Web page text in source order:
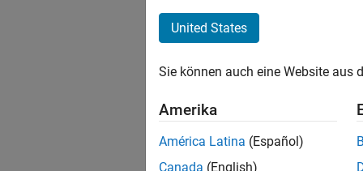
Stellen
Es
Region
United States
Sie können auch eine Website aus
Amerika
América Latina (Español)
Canada (English)